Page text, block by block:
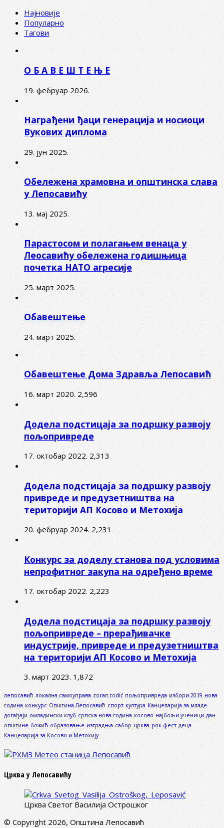
Најновије
Популарно
Тагови
О Б А В Е Ш Т Е Њ Е
19. фебруар 2026.
Награђени ђаци генерација и носиоци
Вукових диплома
29. јун 2025.
Обележена храмовна и општинска слава
у Лепосавићу
13. мај 2025.
Парастосом и полагањем венаца у
Леосавићу обележена годишњица
почетка НАТО агресије
25. март 2025.
Обавештење
24. март 2025.
Обавештење Дома Здравља Лепосавић
16. март 2020. 2,596
Додела подстицаја за подршку развоју
пољопривреде
17. октобар 2022. 2,313
Додела подстицаја за подршку развоју
привреде и предузетништва на
територији АП Косово и Метохија
20. фебруар 2024. 2,231
Конкурс за доделу станова под условима
непрофитног закупа на одређено време
17. октобар 2022. 2,223
Додела подстицаја за подршку развоју
пољопривреде – прерађивачке
индустрије, привреде и предузетништва
на територији АП Косово и Метохија
3. март 2023. 1,872
лепосавић локална самоуправа zoran todić пољопривреда избори 2019 нова
година конкурс Општина Лепосавић спорт култура Канцеларија за младе
догађаји омладински клуб српска нова година косово најбољи ученици дан
општине божић образовање изградња сабор црква рок фест деца
Канцеларија за Косово и Метохију
Црква у Лепосавићу
Црква Светог Василија Острошког
© Copyright 2026, Општина Лепосавић